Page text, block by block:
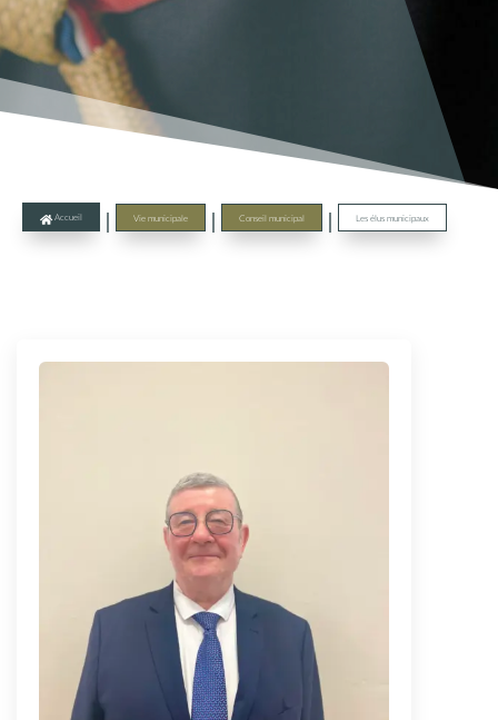
 Accueil | Vie municipale | Conseil municipal | Les élus municipaux